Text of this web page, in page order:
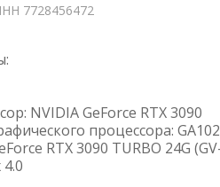
7728456472
NVIDIA GeForce RTX 3090
процессора:
RTX 3090 TURBO 24G